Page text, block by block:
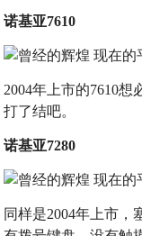
诺基亚7610
2004年上市的7610
打了结吧。
诺基亚7280
同样是2004年上市，